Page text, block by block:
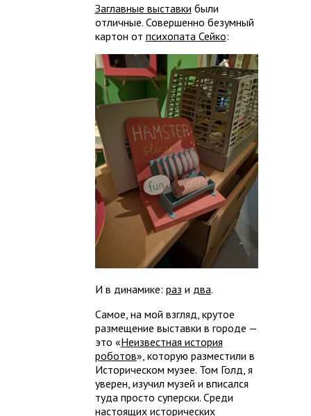
Заглавные выставки были
отличные. Совершенно безумный
картон от психопата Сейко:
И в динамике: раз и два.
Самое, на мой взгляд, крутое
размещение выставки в городе —
это «Неизвестная история
роботов», которую разместили в
Историческом музее. Том Голд, я
уверен, изучил музей и вписался
туда просто суперски. Среди
настоящих исторических